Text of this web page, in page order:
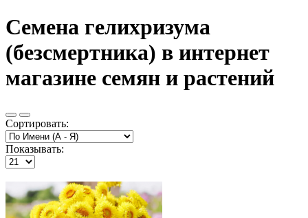
Семена гелихризума
(безсмертника) в интернет
магазине семян и растений
Сортировать:
Показывать: